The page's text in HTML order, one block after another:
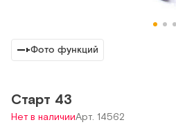
Фото функций
Старт 43
Нет в наличииАрт. 14562